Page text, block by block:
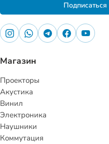
Подписаться
Магазин
Проекторы
Акустика
Винил
Электроника
Наушники
Коммутация